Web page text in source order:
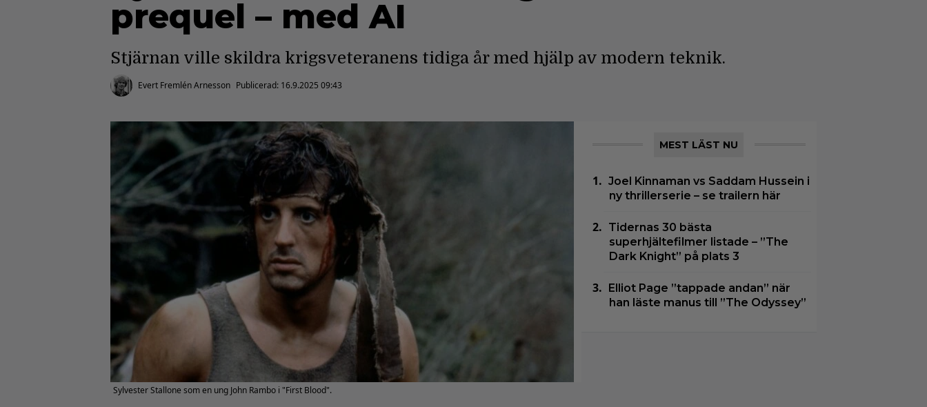
prequel – med AI
Stjärnan ville skildra krigsveteranens tidiga år med hjälp av modern teknik.
Evert Fremlén Arnesson Publicerad: 16.9.2025 09:43
Sylvester Stallone som en ung John Rambo i "First Blood".
MEST LÄST NU
Joel Kinnaman vs Saddam Hussein i
ny thrillerserie – se trailern här
Tidernas 30 bästa
superhjältefilmer listade – ”The
Dark Knight” på plats 3
Elliot Page ”tappade andan” när
han läste manus till ”The Odyssey”